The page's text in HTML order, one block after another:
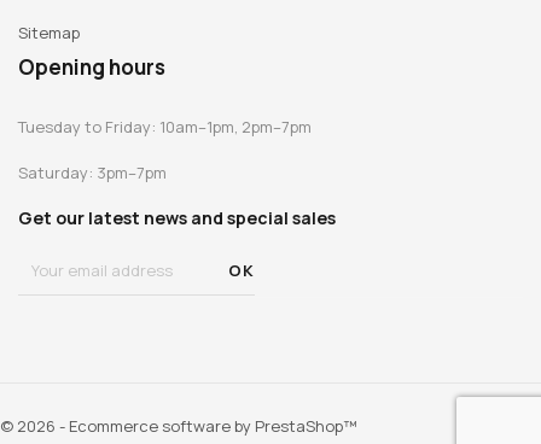
Sitemap
Opening hours
Tuesday to Friday: 10am–1pm, 2pm–7pm
Saturday: 3pm–7pm
Get our latest news and special sales
© 2026 - Ecommerce software by PrestaShop™